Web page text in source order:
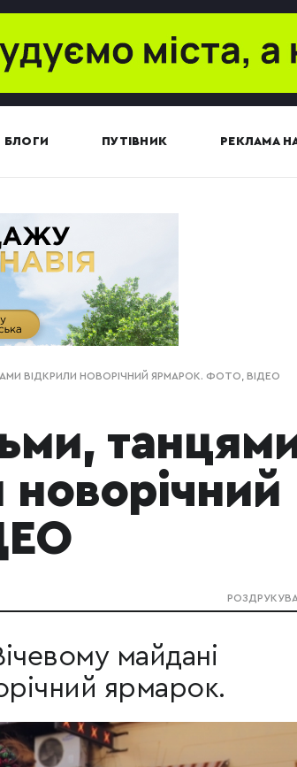
БЛОГИ ПУТІВНИК РЕКЛАМА
ВІДКРИЛИ НОВОРІЧНИЙ ЯРМАРОК. ФОТО, ВІДЕО
новорічний
майдані
ярмарок.